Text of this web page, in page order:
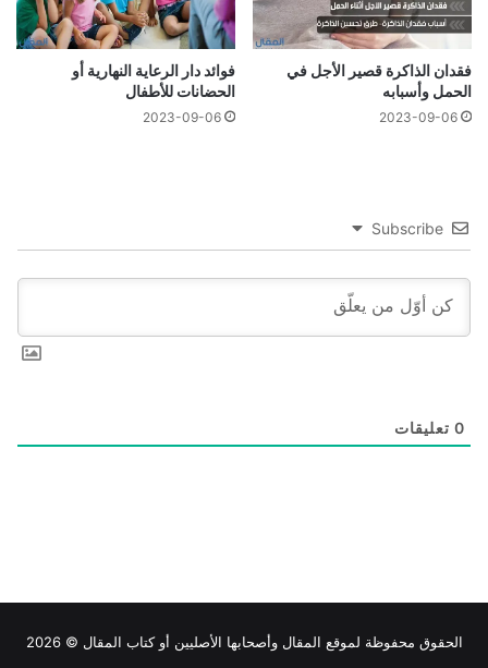
فقدان الذاكرة قصير الأجل في
الحمل وأسبابه
2023-09-06
فوائد دار الرعاية النهارية أو
الحضانات للأطفال
2023-09-06
Subscribe
0 تعليقات
الحقوق محفوظة لموقع المقال وأصحابها الأصليين أو كتاب المقال © 2026